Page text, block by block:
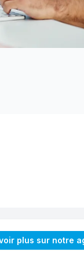
plus sur notre